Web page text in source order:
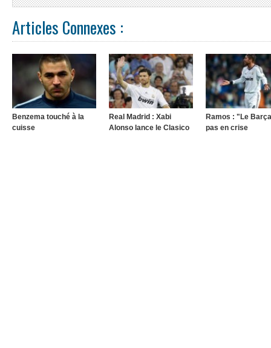
Articles Connexes :
Benzema touché à la
cuisse
Real Madrid : Xabi
Alonso lance le Clasico
Ramos : "Le
pas en crise